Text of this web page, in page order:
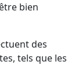
bien
des
tels que les